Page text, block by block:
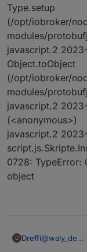
Type.setup
(/opt/iobroker/
modules/
javascript.2
Object.toObject
(/opt/iobroker/
modules/
javascript.2
(<anonymous>)
javascript.2
0728: TypeError:
object
D Dreffi@waly_de